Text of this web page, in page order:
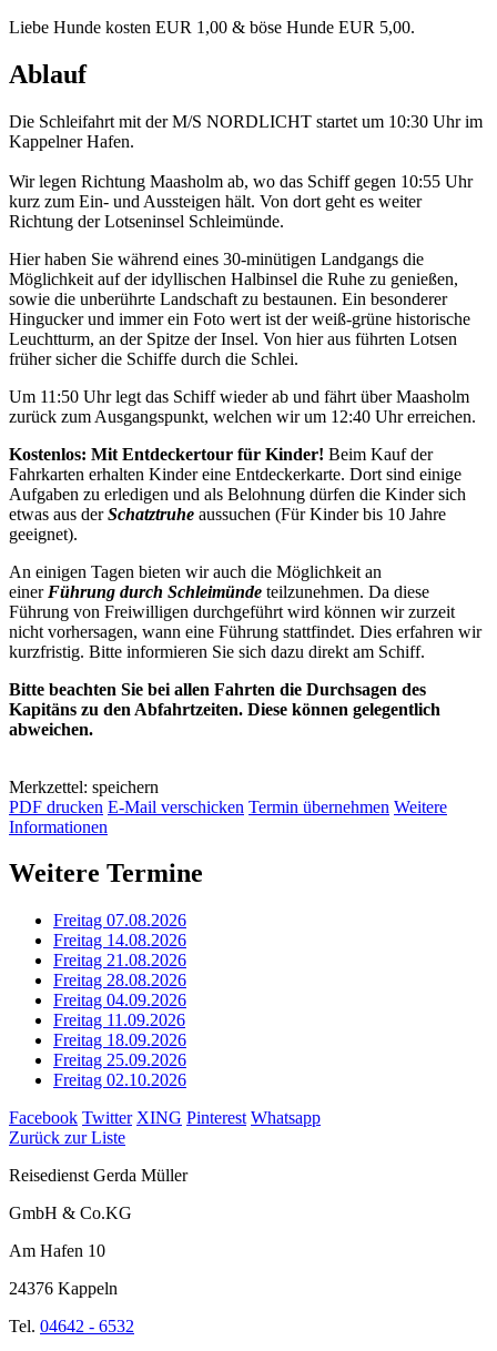
Liebe Hunde kosten EUR 1,00 & böse Hunde EUR 5,00.
Ablauf
Die Schleifahrt mit der M/S NORDLICHT startet um 10:30 Uhr im
Kappelner Hafen.
Wir legen Richtung Maasholm ab, wo das Schiff gegen 10:55 Uhr
kurz zum Ein- und Aussteigen hält. Von dort geht es weiter
Richtung der Lotseninsel Schleimünde.
Hier haben Sie während eines 30-minütigen Landgangs die
Möglichkeit auf der idyllischen Halbinsel die Ruhe zu genießen,
sowie die unberührte Landschaft zu bestaunen. Ein besonderer
Hingucker und immer ein Foto wert ist der weiß-grüne historische
Leuchtturm, an der Spitze der Insel. Von hier aus führten Lotsen
früher sicher die Schiffe durch die Schlei.
Um 11:50 Uhr legt das Schiff wieder ab und fährt über Maasholm
zurück zum Ausgangspunkt, welchen wir um 12:40 Uhr erreichen.
Kostenlos: Mit Entdeckertour für Kinder! Beim Kauf der
Fahrkarten erhalten Kinder eine Entdeckerkarte. Dort sind einige
Aufgaben zu erledigen und als Belohnung dürfen die Kinder sich
etwas aus derSchatztruhe aussuchen (Für Kinder bis 10 Jahre
geeignet).
An einigen Tagen bieten wir auch die Möglichkeit an
einer Führung durch Schleimünde teilzunehmen. Da diese
Führung von Freiwilligen durchgeführt wird können wir zurzeit
nicht vorhersagen, wann eine Führung stattfindet. Dies erfahren wir
kurzfristig. Bitte informieren Sie sich dazu direkt am Schiff.
Bitte beachten Sie bei allen Fahrten die Durchsagen des
Kapitäns zu den Abfahrtzeiten. Diese können gelegentlich
abweichen.
Merkzettel: speichern
PDF drucken E-Mail verschicken Termin übernehmen Weitere
Informationen
Weitere Termine
Freitag 07.08.2026
Freitag 14.08.2026
Freitag 21.08.2026
Freitag 28.08.2026
Freitag 04.09.2026
Freitag 11.09.2026
Freitag 18.09.2026
Freitag 25.09.2026
Freitag 02.10.2026
Facebook Twitter XING Pinterest Whatsapp
Zurück zur Liste
Reisedienst Gerda Müller
GmbH & Co.KG
Am Hafen 10
24376 Kappeln
Tel. 04642 - 6532